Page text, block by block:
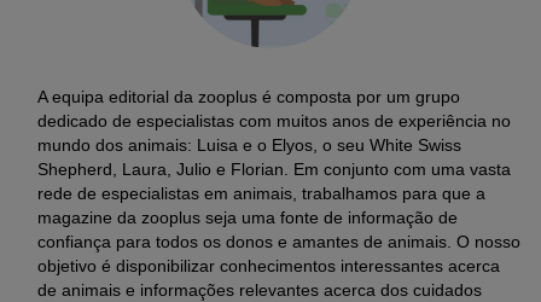
A equipa editorial da zooplus é composta por um grupo
dedicado de especialistas com muitos anos de experiência no
mundo dos animais: Luisa e o Elyos, o seu White Swiss
Shepherd, Laura, Julio e Florian. Em conjunto com uma vasta
rede de especialistas em animais, trabalhamos para que a
magazine da zooplus seja uma fonte de informação de
confiança para todos os donos e amantes de animais. O nosso
objetivo é disponibilizar conhecimentos interessantes acerca
de animais e informações relevantes acerca dos cuidados